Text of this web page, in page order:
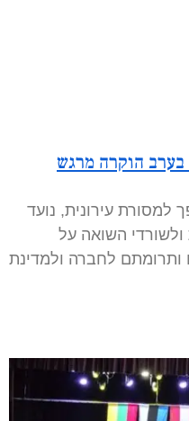
בערב הוקרה מרגש
למסורת עירונית, נועד
השואה על
לחברה ולמדינת